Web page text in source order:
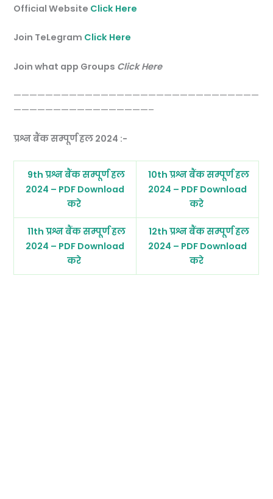
Official Website Click Here
Join TeLegram Click Here
Join what app Groups Click Here
———————————————————————————————
—————————————————–
प्रश्न बैंक सम्पूर्ण हल 2024 :-
9th प्रश्न बैंक सम्पूर्ण हल
2024 – PDF Download
करे
10th प्रश्न बैंक सम्पूर्ण हल
2024 – PDF Download
करे
11th प्रश्न बैंक सम्पूर्ण हल
2024 – PDF Download
करे
12th प्रश्न बैंक सम्पूर्ण हल
2024 – PDF Download
करे